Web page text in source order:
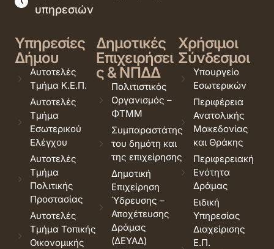
υπηρεσιών
Υπηρεσίες
Δήμου
Αυτοτελές
Τμήμα Κ.Ε.Π.
Αυτοτελές
Τμήμα
Εσωτερικού
Ελέγχου
Αυτοτελές
Τμήμα
Πολιτικής
Προστασίας
Αυτοτελές
Τμήμα Τοπικής
Οικονομικής
Δημοτικές
Επιχειρήσει
ς & ΝΠΔΔ
Πολιτιστικός
Οργανισμός –
ΦΤΜΜ
Συμπαραστάτης
του δημότη και
της επιχείρησης
Δημοτική
Επιχείρηση
Ύδρευσης –
Αποχέτευσης
Δράμας
(ΔΕΥΑΔ)
Χρήσιμοι
Σύνδεσμοι
Υπουργείο
Εσωτερικών
Περιφέρεια
Ανατολικής
Μακεδονίας
και Θράκης
Περιφερειακή
Ενότητα
Δράμας
Ειδική
Υπηρεσίας
Διαχείρισης
Ε.Π.